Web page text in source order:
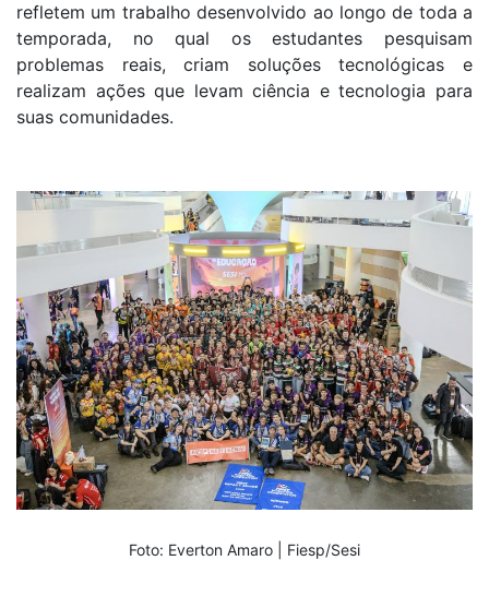
refletem um trabalho desenvolvido ao longo de toda a
temporada, no qual os estudantes pesquisam
problemas reais, criam soluções tecnológicas e
realizam ações que levam ciência e tecnologia para
suas comunidades.
Foto: Everton Amaro | Fiesp/Sesi